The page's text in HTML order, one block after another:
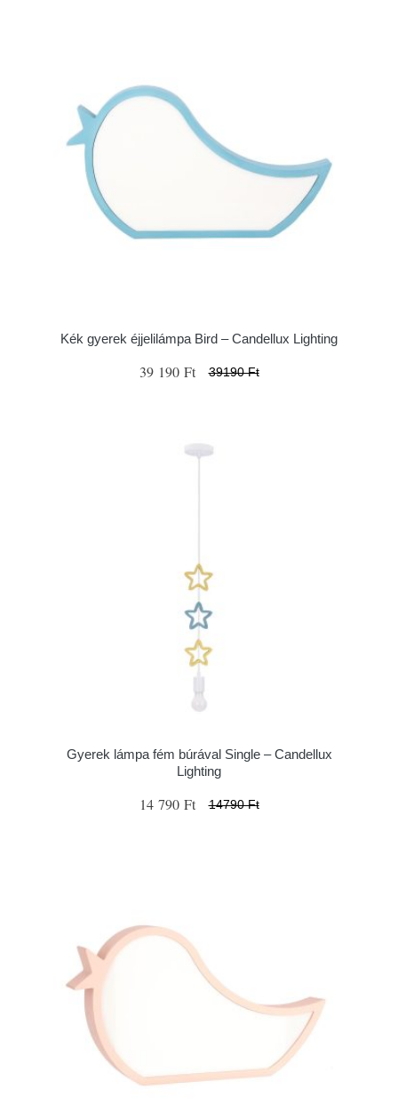
Kék gyerek éjjelilámpa Bird – Candellux Lighting
39 190 Ft 39190 Ft
Gyerek lámpa fém búrával Single – Candellux
Lighting
14 790 Ft 14790 Ft